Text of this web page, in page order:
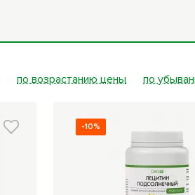
Приборы
по возрастанию цены по
-10%